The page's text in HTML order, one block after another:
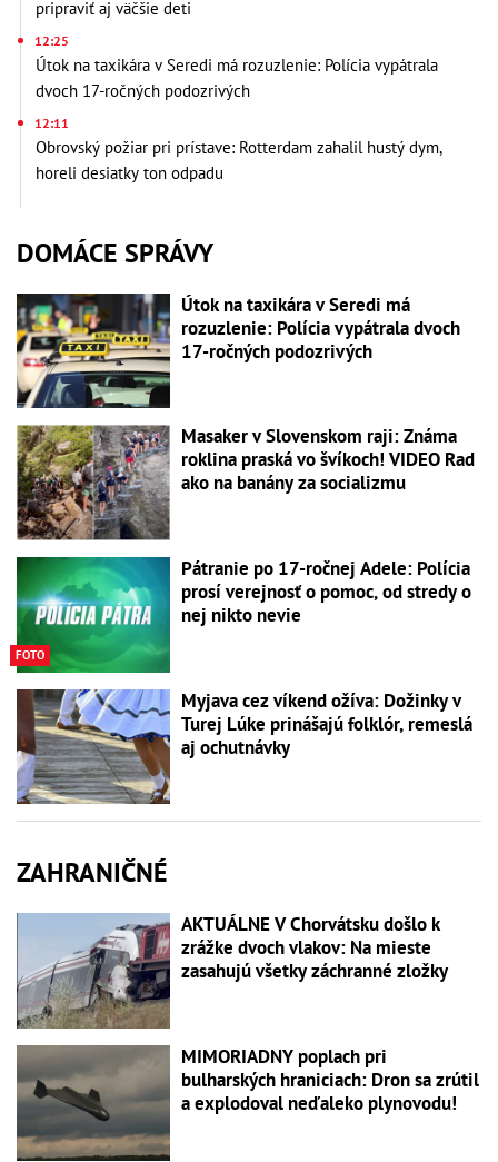
pripraviť aj väčšie deti
12:25
Útok na taxikára v Seredi má rozuzlenie: Polícia vypátrala
dvoch 17-ročných podozrivých
12:11
Obrovský požiar pri prístave: Rotterdam zahalil hustý dym,
horeli desiatky ton odpadu
DOMÁCE SPRÁVY
Útok na taxikára v Seredi má
rozuzlenie: Polícia vypátrala dvoch
17-ročných podozrivých
Masaker v Slovenskom raji: Známa
roklina praská vo švíkoch! VIDEO Rad
ako na banány za socializmu
FOTO
Pátranie po 17-ročnej Adele: Polícia
prosí verejnosť o pomoc, od stredy o
nej nikto nevie
Myjava cez víkend ožíva: Dožinky v
Turej Lúke prinášajú folklór, remeslá
aj ochutnávky
ZAHRANIČNÉ
AKTUÁLNE V Chorvátsku došlo k
zrážke dvoch vlakov: Na mieste
zasahujú všetky záchranné zložky
MIMORIADNY poplach pri
bulharských hraniciach: Dron sa zrútil
a explodoval neďaleko plynovodu!